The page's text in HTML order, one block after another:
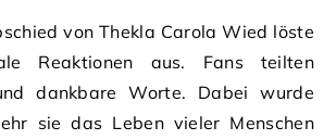
von Thekla Carola Wied löste
Reaktionen aus. Fans teilten
dankbare Worte. Dabei wurde
sie das Leben vieler Menschen